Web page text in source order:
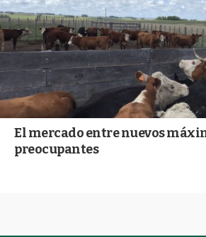
El mercado entre nuevos
preocupantes